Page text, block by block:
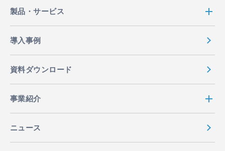
製品・サービス
導入事例
資料ダウンロード
事業紹介
ニュース